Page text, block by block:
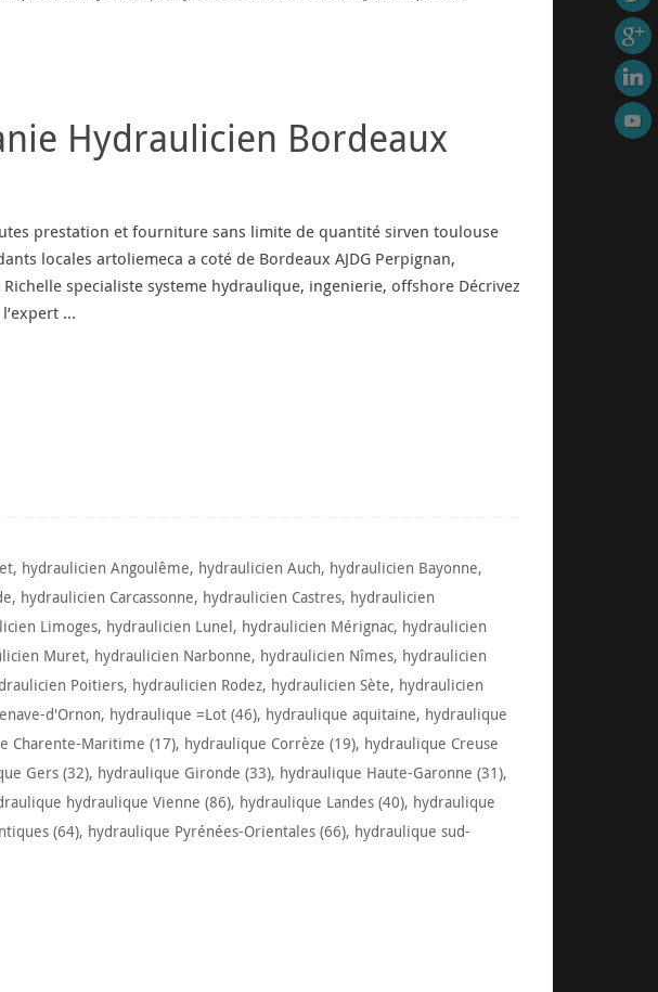
Hydraulicien Bordeaux
prestation et fourniture sans limite de quantité sirven toulouse
locales artoliemeca a coté de Bordeaux AJDG Perpignan,
specialiste systeme hydraulique, ingenierie, offshore Décrivez
…
, hydraulicien Angoulême, hydraulicien Auch, hydraulicien Bayonne,
, hydraulicien Carcassonne, hydraulicien Castres, hydraulicien
Limoges, hydraulicien Lunel, hydraulicien Mérignac, hydraulicien
Muret, hydraulicien Narbonne, hydraulicien Nîmes, hydraulicien
Poitiers, hydraulicien Rodez, hydraulicien Sète, hydraulicien
d'Ornon, hydraulique =Lot (46), hydraulique aquitaine, hydraulique
Charente-Maritime (17), hydraulique Corrèze (19), hydraulique Creuse
Gers (32), hydraulique Gironde (33), hydraulique Haute-Garonne (31),
hydraulique Vienne (86), hydraulique Landes (40), hydraulique
(64), hydraulique Pyrénées-Orientales (66), hydraulique sud-